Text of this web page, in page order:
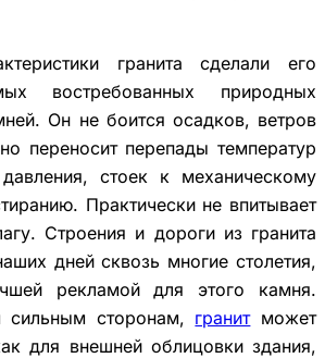
гранита сделали его
востребованных природных
Он не боится осадков, ветров
переносит перепады температур
стоек к механическому
Практически не впитывает
Строения и дороги из гранита
дней сквозь многие столетия,
рекламой для этого камня.
сильным сторонам, гранитможет
для внешней облицовки здания,